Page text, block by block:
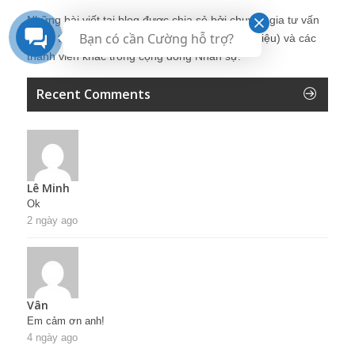
Những bài viết tại blog được chia sẻ bởi chuyên gia tư vấn
Quản trị Nhân sự Nguyễn Hùng Cường (giới thiệu) và các
thành viên khác trong cộng đồng Nhân sự.
Recent Comments
Lê Minh
Ok
2 ngày ago
Vân
Em cảm ơn anh!
4 ngày ago
Bạn có cần Cường hỗ trợ?